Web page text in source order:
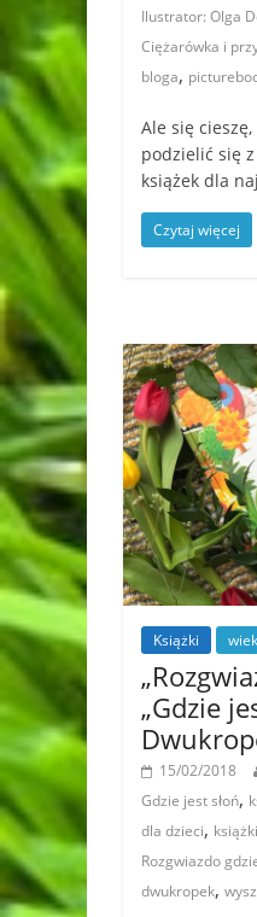
Ilustrator: Olga
Ciężarówka i
bloga,
Ale się
podzielić się
książek dla
Czytaj więcej
Książki
„Gdzie
15/02/2018
Gdzie jest słoń,
dla dzieci,
Rozgwiazdo
dwukropek,